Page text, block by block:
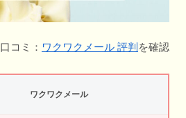
口コミ： ワクワクメール 評判 を確認
ワクワクメール